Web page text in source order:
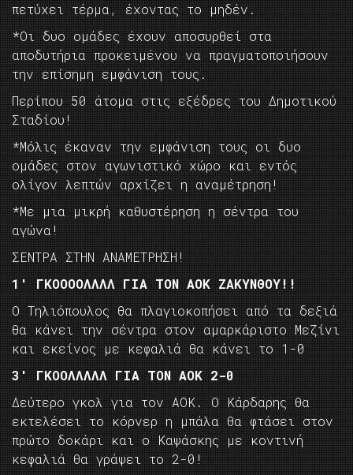
πετύχει τέρμα, έχοντας το μηδέν.
*Οι δυο ομάδες έχουν αποσυρθεί στα
αποδυτήρια προκειμένου να πραγματοποιήσουν
την επίσημη εμφάνιση τους.
Περίπου 50 άτομα στις εξέδρες του Δημοτικού
Σταδίου!
*Μόλις έκαναν την εμφάνιση τους οι δυο
ομάδες στον αγωνιστικό χώρο και εντός
ολίγον λεπτών αρχίζει η αναμέτρηση!
*Με μια μικρή καθυστέρηση η σέντρα του
αγώνα!
ΣΕΝΤΡΑ ΣΤΗΝ ΑΝΑΜΕΤΡΗΣΗ!
1′ ΓΚΟΟΟΟΛΛΛΛ ΓΙΑ ΤΟΝ ΑΟΚ ΖΑΚΥΝΘΟΥ!!
Ο Τηλιόπουλος θα πλαγιοκοπήσει από τα δεξιά
θα κάνει την σέντρα στον αμαρκάριστο Μεζίνι
και εκείνος με κεφαλιά θα κάνει το 1-0
3′ ΓΚΟΟΛΛΛΛΛ ΓΙΑ ΤΟΝ ΑΟΚ 2-0
Δεύτερο γκολ για τον ΑΟΚ. Ο Κάρδαρης θα
εκτελέσει το κόρνερ η μπάλα θα φτάσει στον
πρώτο δοκάρι και ο Καψάσκης με κοντινή
κεφαλιά θα γράψει το 2-0!